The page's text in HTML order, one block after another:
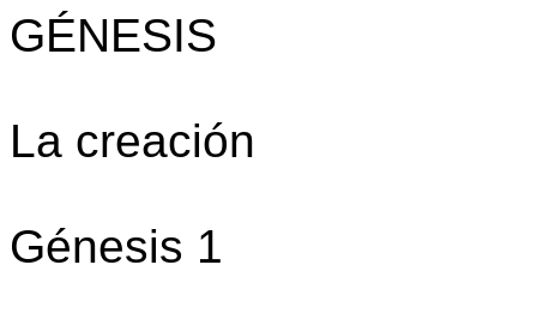
GÉNESIS
La creación
Génesis 1